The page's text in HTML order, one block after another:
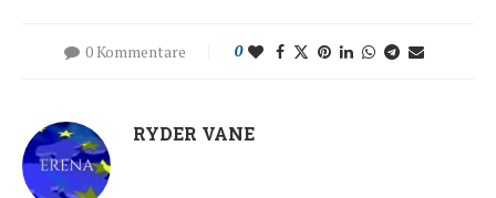
0 Kommentare 0
RYDER VANE